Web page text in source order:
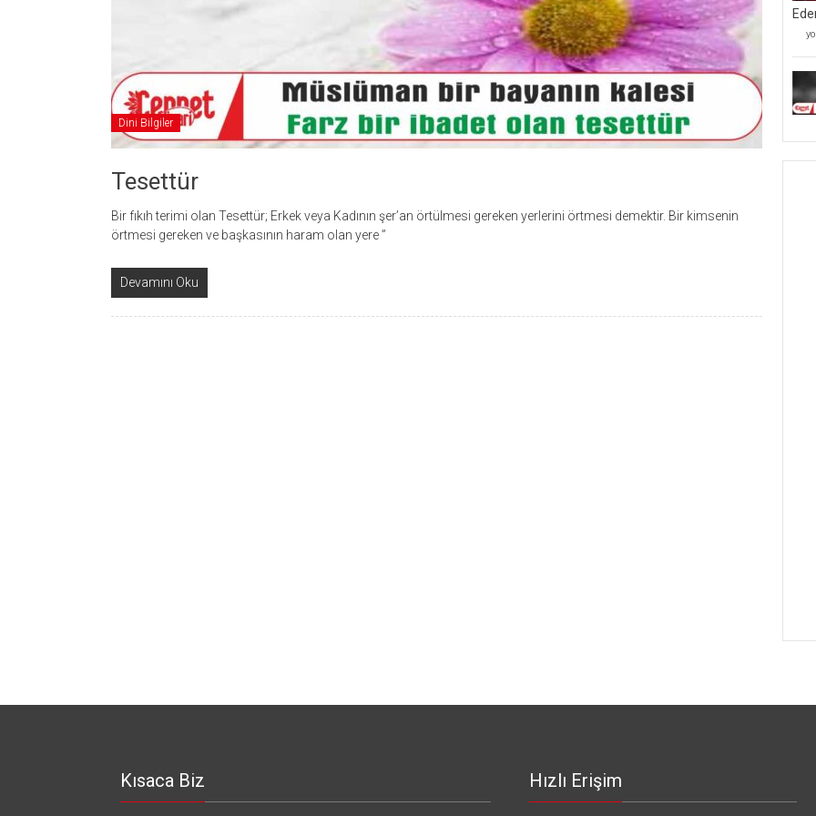
Dini Bilgiler
Tesettür
Bir fıkıh terimi olan Tesettür; Erkek veya Kadının şer’an örtülmesi gereken yerlerini örtmesi demektir. Bir kimsenin
örtmesi gereken ve başkasının haram olan yere ”
Devamını Oku
Ve
Kısaca Biz Hızlı Erişim